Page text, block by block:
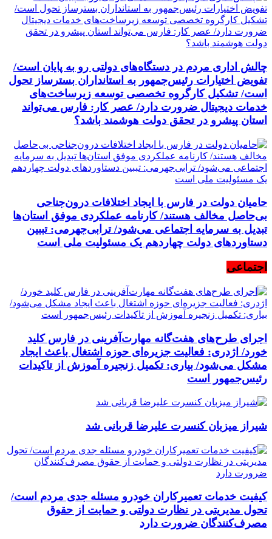
چالش اداری مردم در دستگاه‌های دولتی رو به پایان است/
تفویض اختیارات رئیس‌جمهور به استانداران بسترساز تحول
است/ تشکیل کارگروه تخصصی توسعه زیرساخت‌های
خدمات دیجیتال ضرورت دارد/ عصر کار: فارس می‌تواند
استان پیشرو در تحقق دولت هوشمند باشد؟
حامیان دولت در فارس با ایجاد اختلافات درون‌جناحی
بی‌حاصل مخالف هستند/ کارنامه عملکردی موفق استان‌ها
تبدیل به سرمایه اجتماعی می‌شود/ ترابی‌جهرمی: تببین
دستاوردهای دولت چهاردهم یک مسئولیت ملی است
اجتماعی
اجرای طرح‌های هفت‌گانه مهارت‌آفرینی در فارس کلید
خورد/ اژدری: فعالیت جزیره‌‌ای حوزه اشتغال باعث ایجاد
مشکل می‌شود/ بیاری: تکمیل زنجیره آموزش از تاکیدات
رئیس‌جمهور است
شیراز میزبان کنسرت علیرضا قربانی شد
کیفیت خدمات تعمیرکاران خودرو مسئله جدی مردم است/
تحول مدیریتی در نظارت دولتی و حمایت از حقوق
مصرف‌کنندگان ضرورت دارد